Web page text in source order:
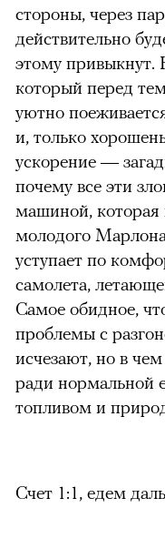
стороны, через
действительно
этому привыкнут.
который перед
уютно
и, только
ускорение —
почему все эти
машиной,
молодого
уступает по
самолета,
Самое обидное,
проблемы с
исчезают, но в
ради нормальной
топливом и
Счет 1:1, едем